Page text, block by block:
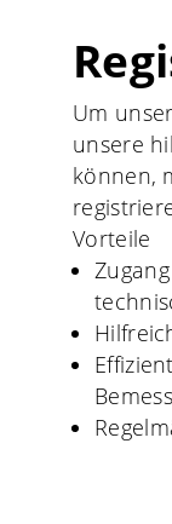
Um
unsere
können,
Vorteile